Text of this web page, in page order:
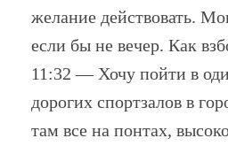
желание действовать.
если бы не вечер. Как
11:32 — Хочу пойти в
дорогих спортзалов в
там все на понтах,